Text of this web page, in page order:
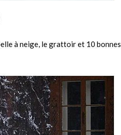
à neige, le grattoir et 10 bonnes